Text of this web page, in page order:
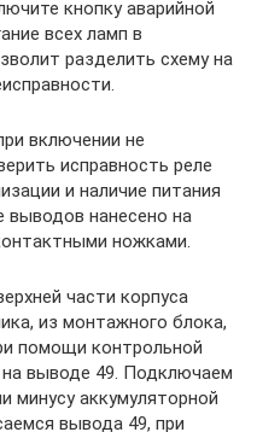
кнопку аварийной
всех ламп в
разделить схему на
включении не
исправность реле
и наличие питания
выводов нанесено на
ножками.
части корпуса
из монтажного блока,
помощи контрольной
выводе 49. Подключаем
минусу аккумуляторной
вывода 49, при